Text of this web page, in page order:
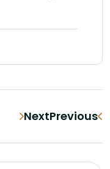
Previous
Next